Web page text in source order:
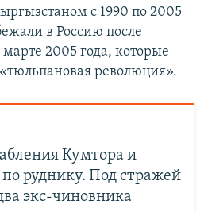
с 1990 по 2005
в Россию после
2005 года, которые
революция».
Кумтора и
руднику. Под стражей
экс-чиновника